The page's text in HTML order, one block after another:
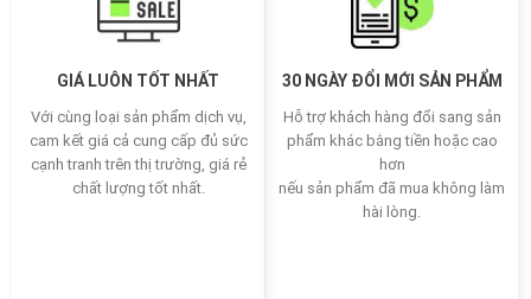
GIÁ LUÔN TỐT NHẤT
Với cùng loại sản phẩm dịch vụ,
cam kết giá cả cung cấp đủ sức
cạnh tranh trên thị trường, giá rẻ
chất lượng tốt nhất.
30 NGÀY ĐỔI MỚI SẢN PHẨM
Hỗ trợ khách hàng đổi sang sản
phẩm khác bằng tiền hoặc cao
hơn
nếu sản phẩm đã mua không làm
hài lòng.